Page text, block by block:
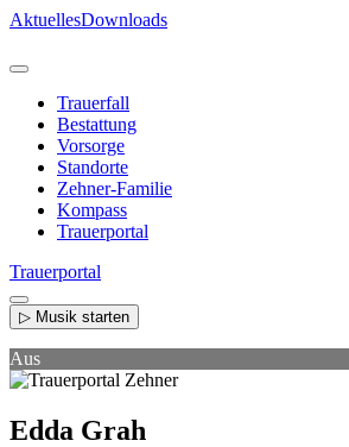
Direkt
Inhalt
AktuellesDownloads
Trauerfall
Bestattung
Vorsorge
Standorte
Zehner-Familie
Kompass
Trauerportal
Trauerportal
▷ Musik starten
Aus
Edda Grah